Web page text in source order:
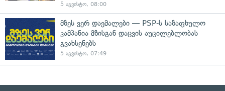
5 აგვისტო, 08:00
მზეს ვერ დაემალები — PSP-ს საზაფხულო
კამპანია მზისგან დაცვის აუცილებლობას
გვახსენებს
5 აგვისტო, 07:49